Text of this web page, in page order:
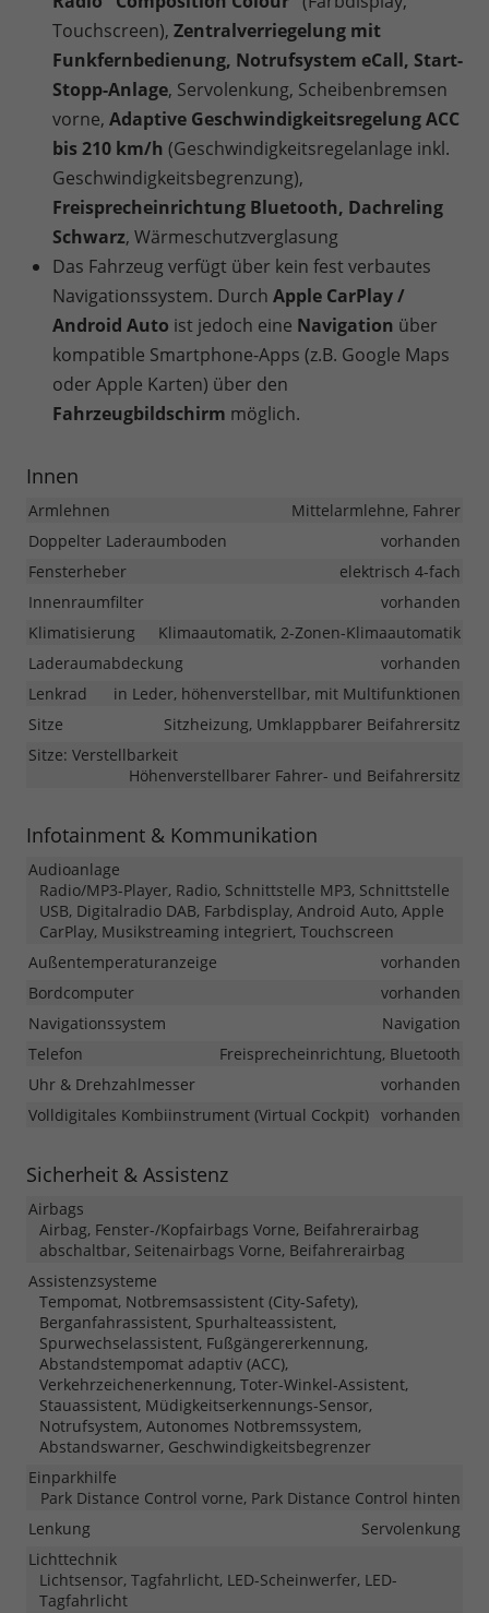
Touchscreen), Zentralverriegelung mit
Funkfernbedienung, Notrufsystem eCall, Start-
Stopp-Anlage, Servolenkung, Scheibenbremsen
vorne, Adaptive Geschwindigkeitsregelung ACC
bis 210 km/h (Geschwindigkeitsregelanlage inkl.
Geschwindigkeitsbegrenzung),
Freisprecheinrichtung Bluetooth, Dachreling
Schwarz, Wärmeschutzverglasung
Das Fahrzeug verfügt über kein fest verbautes
Navigationssystem. Durch Apple CarPlay /
Android Auto ist jedoch eine Navigation über
kompatible Smartphone-Apps (z.B. Google Maps
oder Apple Karten) über den
Fahrzeugbildschirm möglich.
Innen
Armlehnen
Mittelarmlehne, Fahrer
Doppelter Laderaumboden
vorhanden
Fensterheber
elektrisch 4-fach
Innenraumfilter
vorhanden
Klimatisierung
Klimaautomatik, 2-Zonen-Klimaautomatik
Laderaumabdeckung
vorhanden
Lenkrad
in Leder, höhenverstellbar, mit Multifunktionen
Sitze
Sitzheizung, Umklappbarer Beifahrersitz
Sitze: Verstellbarkeit
Höhenverstellbarer Fahrer- und Beifahrersitz
Infotainment & Kommunikation
Audioanlage
Radio/MP3-Player, Radio, Schnittstelle MP3, Schnittstelle
USB, Digitalradio DAB, Farbdisplay, Android Auto, Apple
CarPlay, Musikstreaming integriert, Touchscreen
Außentemperaturanzeige
vorhanden
Bordcomputer
vorhanden
Navigationssystem
Navigation
Telefon
Freisprecheinrichtung, Bluetooth
Uhr & Drehzahlmesser
vorhanden
Volldigitales Kombiinstrument (Virtual Cockpit) vorhanden
Sicherheit & Assistenz
Airbags
Airbag, Fenster-/Kopfairbags Vorne, Beifahrerairbag
abschaltbar, Seitenairbags Vorne, Beifahrerairbag
Assistenzsysteme
Tempomat, Notbremsassistent (City-Safety),
Berganfahrassistent, Spurhalteassistent,
Spurwechselassistent, Fußgängererkennung,
Abstandstempomat adaptiv (ACC),
Verkehrzeichenerkennung, Toter-Winkel-Assistent,
Stauassistent, Müdigkeitserkennungs-Sensor,
Notrufsystem, Autonomes Notbremssystem,
Abstandswarner, Geschwindigkeitsbegrenzer
Einparkhilfe
Park Distance Control vorne, Park Distance Control hinten
Lenkung
Servolenkung
Lichttechnik
Lichtsensor, Tagfahrlicht, LED-Scheinwerfer, LED-
Tagfahrlicht